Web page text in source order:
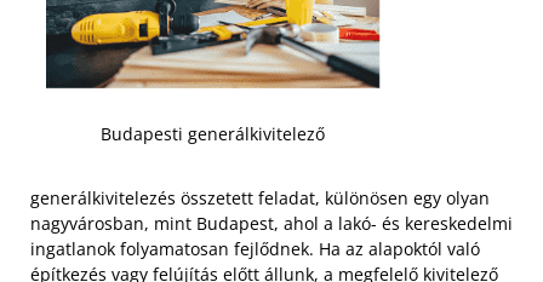
Budapesti generálkivitelező
generálkivitelezés összetett feladat, különösen egy olyan
nagyvárosban, mint Budapest, ahol a lakó- és kereskedelmi
ingatlanok folyamatosan fejlődnek. Ha az alapoktól való
építkezés vagy felújítás előtt állunk, a megfelelő kivitelező